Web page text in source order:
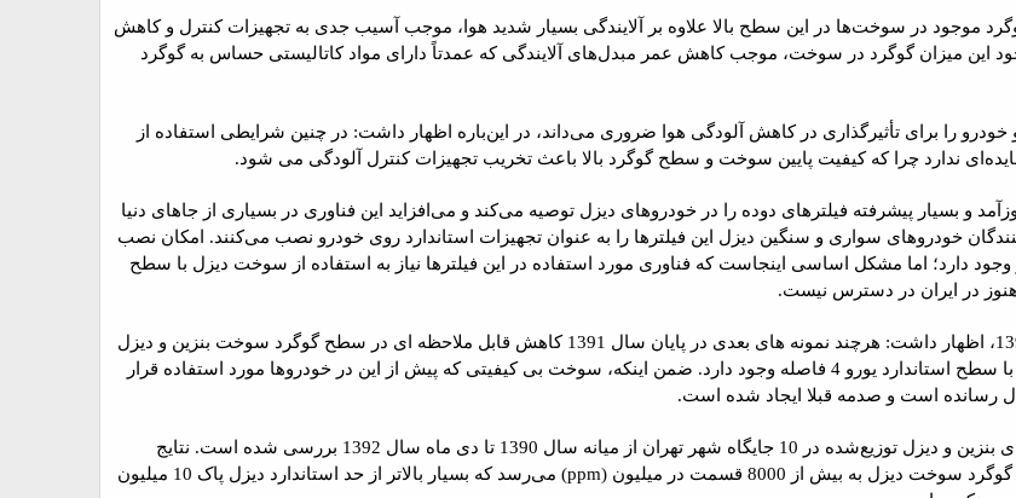
موجود در سوخت‌ها در این سطح بالا علاوه بر آلایندگی بسیار شدید هوا، موجب آسیب جدی به تجهیزات کنترل و کاهش
این میزان گوگرد در سوخت، موجب کاهش عمر مبدل‌های آلایندگی که عمدتاً دارای مواد کاتالیستی حساس به گوگرد
را برای تأثیرگذاری در کاهش آلودگی هوا ضروری می‌داند، در این‌باره اظهار داشت: در چنین شرایطی استفاده از
ندارد چرا که کیفیت پایین سوخت و سطح گوگرد بالا باعث تخریب تجهیزات کنترل آلودگی می شود.
و بسیار پیشرفته فیلترهای دوده را در خودروهای دیزل توصیه می‌کند و می‌افزاید این فناوری در بسیاری از جاهای دنیا
خودروهای سواری و سنگین دیزل این فیلترها را به عنوان تجهیزات استاندارد روی خودرو نصب می‌کنند. امکان نصب
وجود دارد؛ اما مشکل اساسی اینجاست که فناوری مورد استفاده در این فیلترها نیاز به استفاده از سوخت دیزل با سطح
حسینی در خصوص نمونه‌های پس از سال 1390، اظهار داشت: هرچند نمونه های بعدی در پایان سال 1391 کاهش قابل ملاحظه ای در سطح گوگرد سوخت بنزین و دیزل
را نشان می دهد، ولی باید توجه کرد که هنوز با سطح استاندارد یورو 4 فاصله وجود دارد. ضمن اینکه، سوخت بی کیفیتی که پیش از این در خودروها مورد استفاده قرار
رسانده است و صدمه قبلا ایجاد شده است.
در تحقیقات دانشگاه صنعتی شریف، نمونه‌های بنزین و دیزل توزیع‌شده در 10 جایگاه شهر تهران از میانه سال 1390 تا دی ماه سال 1392 بررسی شده است. نتایج
نشان می‌دهد در نمونه‌های سال 1390 میزان گوگرد سوخت دیزل به بیش از 8000 قسمت در میلیون (ppm) می‌رسد که بسیار بالاتر از حد استاندارد دیزل پاک 10 میلیون